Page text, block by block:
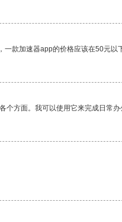
款加速器app的价格应该在50元以
方面。我可以使用它来完成日常办